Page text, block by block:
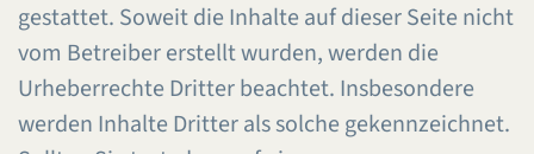
gestattet. Soweit die Inhalte auf dieser Seite nicht
vom Betreiber erstellt wurden, werden die
Urheberrechte Dritter beachtet. Insbesondere
werden Inhalte Dritter als solche gekennzeichnet.